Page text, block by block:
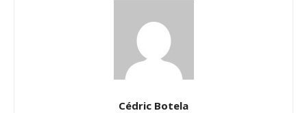
Cédric Botela